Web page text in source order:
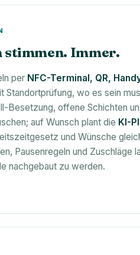
stimmen. Immer.
per NFC-Terminal, QR,
Standortprüfung, wo es sein
Besetzung, offene Schichten
auf Wunsch plant die KI-
und Wünsche
Pausenregeln und Zuschläge
nachgebaut zu werden.